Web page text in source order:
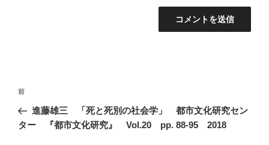
投
ナ
前
の
投
前
進藤雄三 「死と死別の社会学」 都市文化研究セン
ター 『都市文化研究』 Vol.20 pp. 88-95 2018